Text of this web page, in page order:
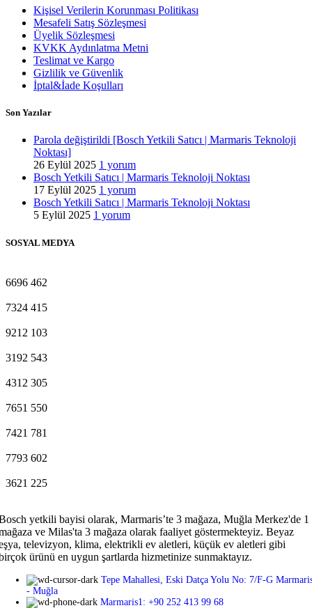
Kişisel Verilerin Korunması Politikası
Mesafeli Satış Sözleşmesi
Üyelik Sözleşmesi
KVKK Aydınlatma Metni
Teslimat ve Kargo
Gizlilik ve Güvenlik
İptal&İade Koşulları
Son Yazılar
Parola değiştirildi [Bosch Yetkili Satıcı | Marmaris Teknoloji
Noktası]
26 Eylül 2025 1 yorum
Bosch Yetkili Satıcı | Marmaris Teknoloji Noktası
17 Eylül 2025 1 yorum
Bosch Yetkili Satıcı | Marmaris Teknoloji Noktası
5 Eylül 2025 1 yorum
SOSYAL MEDYA
6696 462
7324 415
9212 103
3192 543
4312 305
7651 550
7421 781
7793 602
3621 225
yetkili bayisi olarak, Marmaris’te 3 mağaza, Muğla Merkez'de 1
ve Milas'ta 3 mağaza olarak faaliyet göstermekteyiz. Beyaz
televizyon, klima, elektrikli ev aletleri, küçük ev aletleri gibi
ürünü en uygun şartlarda hizmetinize sunmaktayız.
Tepe Mahallesi, Eski Datça Yolu No: 7/F-G
- Muğla
Marmaris1: +90 252 413 99 68